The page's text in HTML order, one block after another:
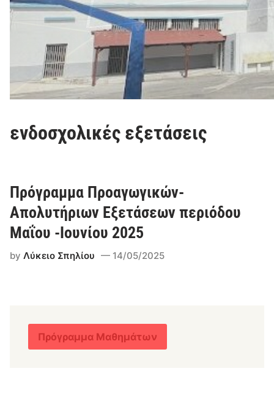
ενδοσχολικές εξετάσεις
Πρόγραμμα Προαγωγικών-
Απολυτήριων Εξετάσεων περιόδου
Μαΐου -Ιουνίου 2025
byΛύκειο Σπηλίου 14/05/2025
Πρόγραμμα Μαθημάτων